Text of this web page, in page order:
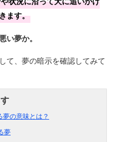
ます。
い夢か。
て、夢の暗示を確認してみて
の意味とは？
夢